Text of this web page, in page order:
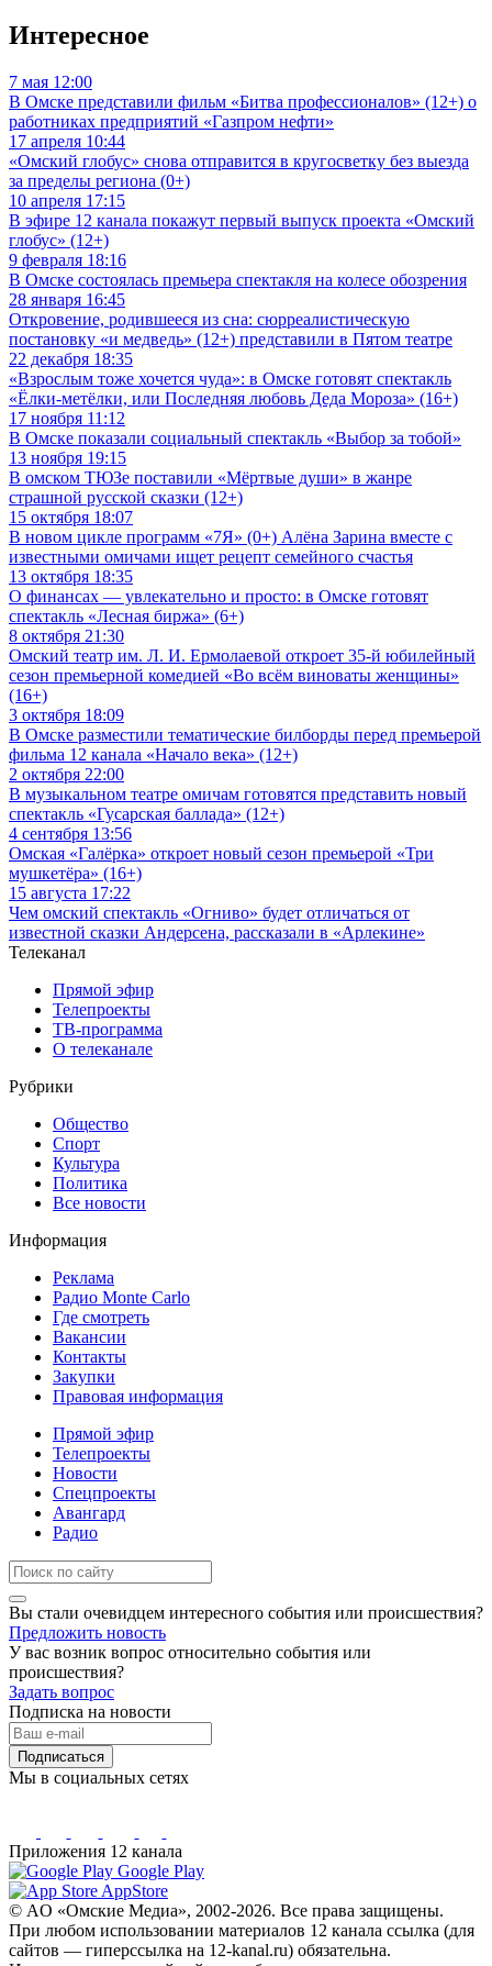
Интересное
7 мая 12:00
В Омске представили фильм «Битва профессионалов» (12+) о
работниках предприятий «Газпром нефти»
17 апреля 10:44
«Омский глобус» снова отправится в кругосветку без выезда
за пределы региона (0+)
10 апреля 17:15
В эфире 12 канала покажут первый выпуск проекта «Омский
глобус» (12+)
9 февраля 18:16
В Омске состоялась премьера спектакля на колесе обозрения
28 января 16:45
Откровение, родившееся из сна: сюрреалистическую
постановку «и медведь» (12+) представили в Пятом театре
22 декабря 18:35
«Взрослым тоже хочется чуда»: в Омске готовят спектакль
«Ёлки-метёлки, или Последняя любовь Деда Мороза» (16+)
17 ноября 11:12
В Омске показали социальный спектакль «Выбор за тобой»
13 ноября 19:15
В омском ТЮЗе поставили «Мёртвые души» в жанре
страшной русской сказки (12+)
15 октября 18:07
В новом цикле программ «7Я» (0+) Алёна Зарина вместе с
известными омичами ищет рецепт семейного счастья
13 октября 18:35
О финансах — увлекательно и просто: в Омске готовят
спектакль «Лесная биржа» (6+)
8 октября 21:30
Омский театр им. Л. И. Ермолаевой откроет 35-й юбилейный
сезон премьерной комедией «Во всём виноваты женщины»
(16+)
3 октября 18:09
В Омске разместили тематические билборды перед премьерой
фильма 12 канала «Начало века» (12+)
2 октября 22:00
В музыкальном театре омичам готовятся представить новый
спектакль «Гусарская баллада» (12+)
4 сентября 13:56
Омская «Галёрка» откроет новый сезон премьерой «Три
мушкетёра» (16+)
15 августа 17:22
Чем омский спектакль «Огниво» будет отличаться от
известной сказки Андерсена, рассказали в «Арлекине»
Телеканал
Прямой эфир
Телепроекты
ТВ-программа
О телеканале
Рубрики
Общество
Спорт
Культура
Политика
Все новости
Информация
Реклама
Радио Monte Carlo
Где смотреть
Вакансии
Контакты
Закупки
Правовая информация
Прямой эфир
Телепроекты
Новости
Спецпроекты
Авангард
Радио
Вы стали очевидцем интересного события или происшествия?
Предложить новость
У вас возник вопрос относительно события или
происшествия?
Задать вопрос
Подписка на новости
Подписаться
Мы в социальных сетях
Приложения 12 канала
Google Play
AppStore
© AO «Омские Медиа», 2002-2026. Все права защищены.
При любом использовании материалов 12 канала ссылка (для
сайтов — гиперссылка на 12-kanal.ru) обязательна.